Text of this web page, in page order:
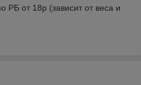
РБ от 18р (зависит от веса и